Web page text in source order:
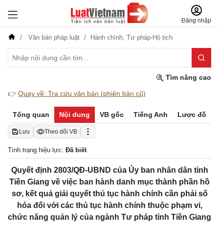
Đăng nhập
Văn bản pháp luật Hành chính, Tư pháp-Hộ tịch
Tìm nâng cao
👉 Quay về: Tra cứu văn bản (phiên bản cũ)
Tổng quan Nội dung VB gốc Tiếng Anh Lược đồ
Lưu Theo dõi VB
Tình trạng hiệu lực: Đã biết
Quyết định 2803/QĐ-UBND của Ủy ban nhân dân tỉnh
Tiền Giang về việc ban hành danh mục thành phần hồ
sơ, kết quả giải quyết thủ tục hành chính cần phải số
hóa đối với các thủ tục hành chính thuộc phạm vi,
chức năng quản lý của ngành Tư pháp tỉnh Tiền Giang